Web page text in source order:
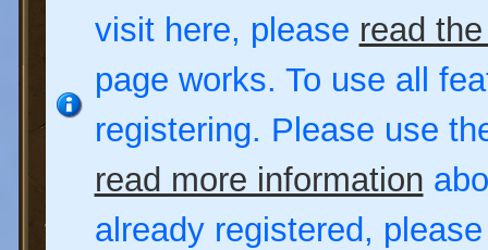
visit here, please read
page works. To use all
registering. Please use
read more information
already registered,